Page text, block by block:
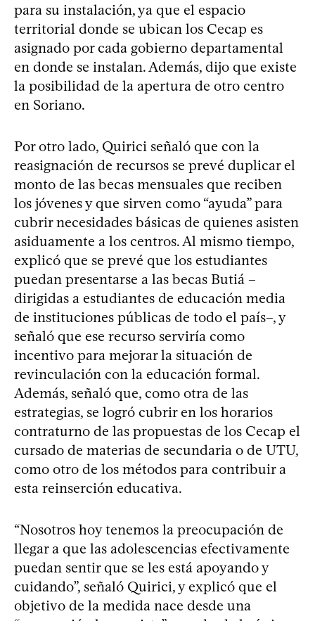
para su instalación, ya que el espacio
territorial donde se ubican los Cecap es
asignado por cada gobierno departamental
en donde se instalan. Además, dijo que existe
la posibilidad de la apertura de otro centro
en Soriano.
Por otro lado, Quirici señaló que con la
reasignación de recursos se prevé duplicar el
monto de las becas mensuales que reciben
los jóvenes y que sirven como “ayuda” para
cubrir necesidades básicas de quienes asisten
asiduamente a los centros. Al mismo tiempo,
explicó que se prevé que los estudiantes
puedan presentarse a las becas Butiá –
dirigidas a estudiantes de educación media
de instituciones públicas de todo el país–, y
señaló que ese recurso serviría como
incentivo para mejorar la situación de
revinculación con la educación formal.
Además, señaló que, como otra de las
estrategias, se logró cubrir en los horarios
contraturno de las propuestas de los Cecap el
cursado de materias de secundaria o de UTU,
como otro de los métodos para contribuir a
esta reinserción educativa.
“Nosotros hoy tenemos la preocupación de
llegar a que las adolescencias efectivamente
puedan sentir que se les está apoyando y
cuidando”, señaló Quirici, y explicó que el
objetivo de la medida nace desde una